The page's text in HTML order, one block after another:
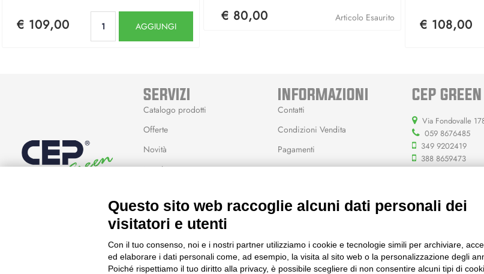
€ 109,00 AGGIUNGI
€ 80,00 Articolo Esaurito € 108,00
SERVIZI
Catalogo prodotti
Offerte
Novità
Marchi
Wishlist
INFORMAZIONI
Contatti
Condizioni Vendita
Pagamenti
CEP GREEN
Via Fondovalle
059 8676485
349 9202419
388 8659473
Orario
Dal lunedì al venerdì
8:30 – 12:30 /
Questo sito web raccoglie alcuni dati personali dei
visitatori e utenti
Con il tuo consenso, noi e i nostri partner utilizziamo i cookie e tecnologie simili per archiviare,
ed elaborare i dati personali come, ad esempio, la visita al sito web o la personalizzazione degli
Poiché rispettiamo il tuo diritto alla privacy, è possibile scegliere di non consentire alcuni tipi di